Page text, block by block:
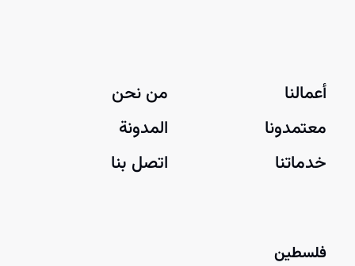
أعمالنا
معتمدونا
خدماتنا
من نحن
المدونة
اتصل بنا
فلسطين